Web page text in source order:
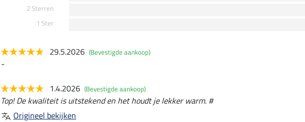
2 Sterren
1 Ster
29.5.2026 (Bevestigde aankoop)
-
1.4.2026 (Bevestigde aankoop)
Top! De kwaliteit is uitstekend en het houdt je lekker warm. #
Origineel bekijken